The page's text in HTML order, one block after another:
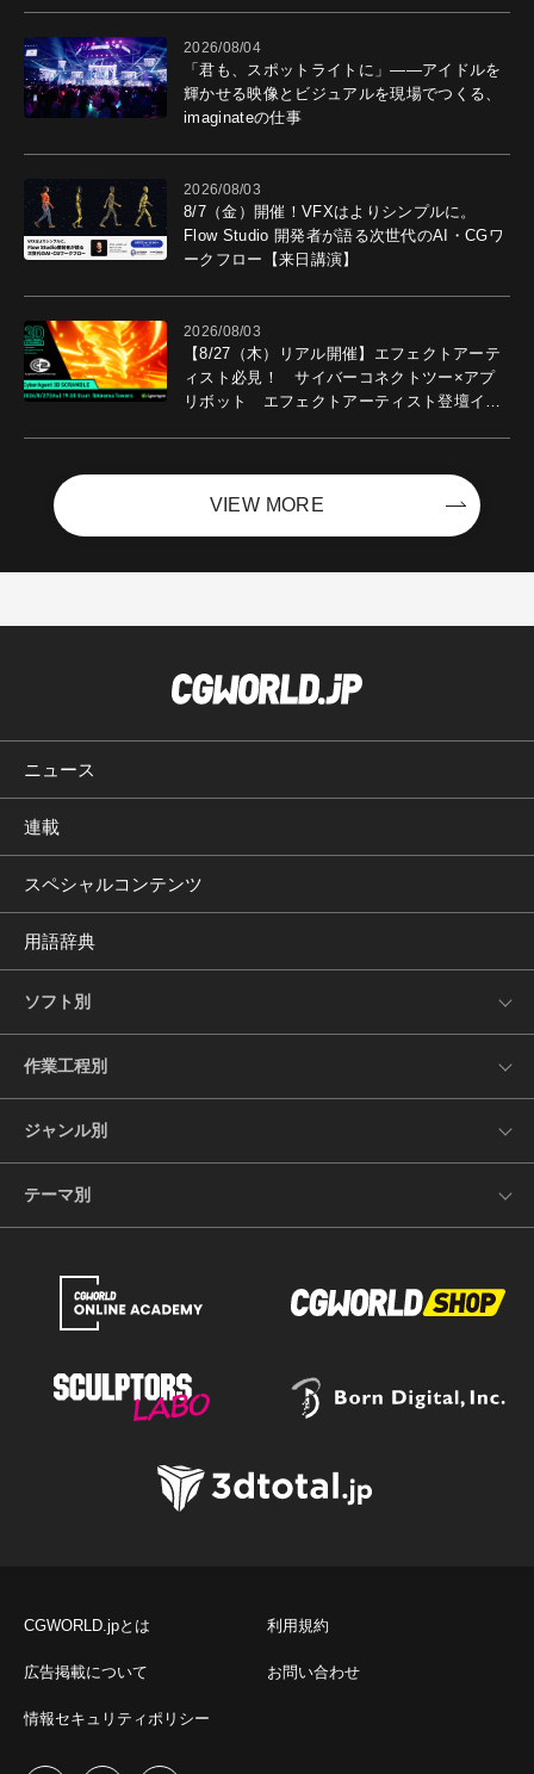
2026/08/04
「君も、スポットライトに」――アイドルを
輝かせる映像とビジュアルを現場でつくる、
imaginateの仕事
2026/08/03
8/7（金）開催！VFXはよりシンプルに。
Flow Studio 開発者が語る次世代のAI・CGワ
ークフロー【来日講演】
2026/08/03
【8/27（木）リアル開催】エフェクトアーテ
ィスト必見！ サイバーコネクトツー×アプ
リボット エフェクトアーティスト登壇イベ
VIEW MORE
ニュース
連載
スペシャルコンテンツ
用語辞典
ソフト別
作業工程別
ジャンル別
テーマ別
CGWORLD.jpとは 利用規約
広告掲載について お問い合わせ
情報セキュリティポリシー